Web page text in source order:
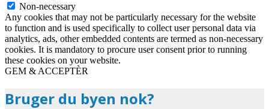
Non-necessary
Any cookies that may not be particularly necessary for the website
to function and is used specifically to collect user personal data via
analytics, ads, other embedded contents are termed as non-necessary
cookies. It is mandatory to procure user consent prior to running
these cookies on your website.
GEM & ACCEPTÈR
Bruger du byen nok?